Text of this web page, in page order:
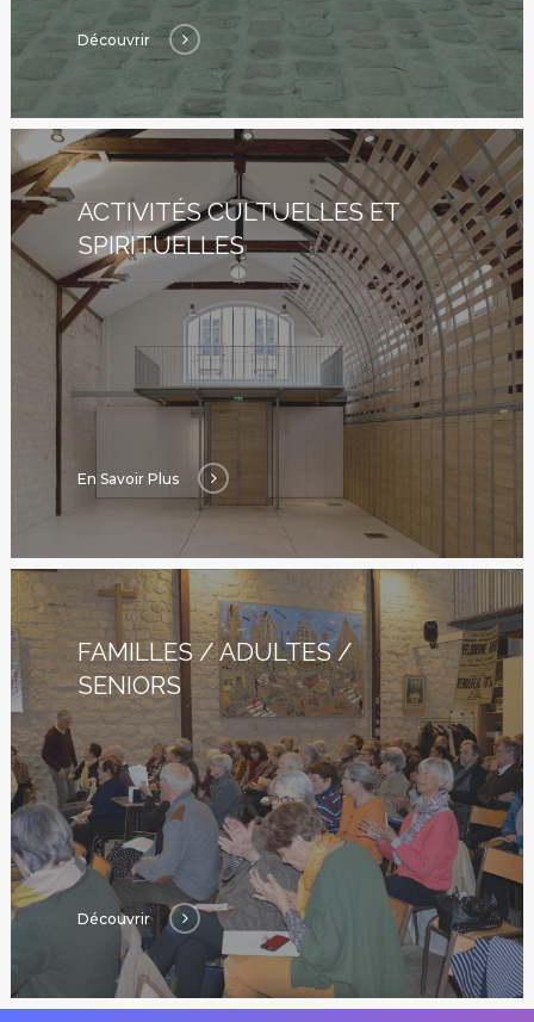
Découvrir
ACTIVITÉS CULTUELLES ET
SPIRITUELLES
En Savoir Plus
FAMILLES / ADULTES /
SENIORS
Découvrir
Réservation De
Contact